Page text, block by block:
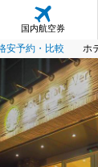
国内航空券
安予約・比較 ホ